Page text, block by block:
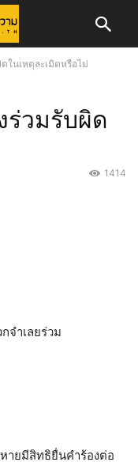
ในเหตุละเมิดหรือไม่
ร่วมรับผิด
1414
จำเลยร่วม
ายมีสิทธิยื่นคำร้องต่อ